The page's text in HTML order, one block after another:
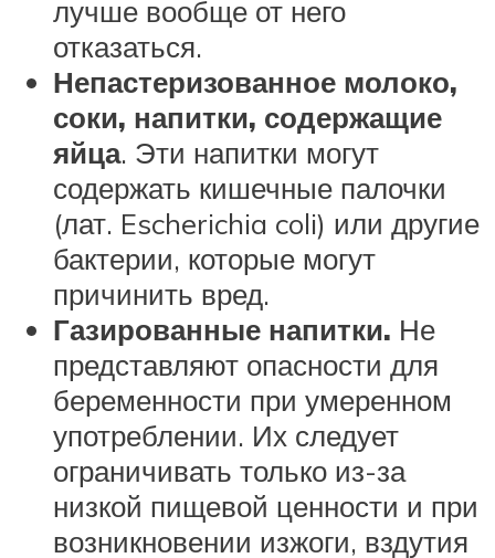
лучше вообще от него
отказаться.
Непастеризованное молоко,
соки, напитки, содержащие
яйца. Эти напитки могут
содержать кишечные палочки
(лат. Escherichia coli) или другие
бактерии, которые могут
причинить вред.
Газированные напитки. Не
представляют опасности для
беременности при умеренном
употреблении. Их следует
ограничивать только из-за
низкой пищевой ценности и при
возникновении изжоги, вздутия